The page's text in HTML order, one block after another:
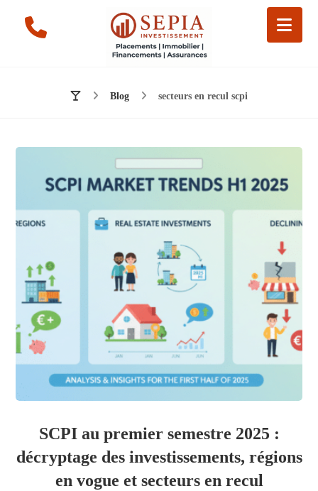
Blog secteurs en recul scpi
SCPI au premier semestre 2025 :
décryptage des investissements, régions
en vogue et secteurs en recul